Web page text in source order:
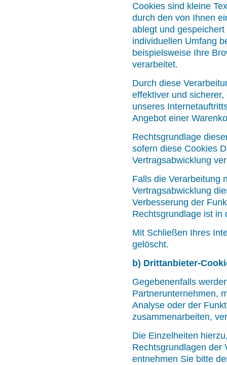
Cookies sind kleine
durch den von Ihnen
ablegt und
individuellen Umfang
beispielsweise Ihre
verarbeitet.
Durch diese
effektiver und
unseres
Angebot einer
Rechtsgrundlage
sofern diese Cookies
Vertragsabwicklung
Falls die Verarbeitung
Vertragsabwicklung
Verbesserung der
Rechtsgrundlage ist in
Mit Schließen Ihres
gelöscht.
b) Drittanbieter-
Gegebenenfalls
Partnerunternehmen,
Analyse oder der
zusammenarbeiten,
Die Einzelheiten
Rechtsgrundlagen der
entnehmen Sie bitte